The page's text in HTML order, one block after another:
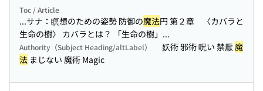
Toc / Article
...サナ：瞑想のための姿勢 防御の魔法円 第２章 〈カバラと
生命の樹〉 カバラとは？ 「生命の樹」...
Authority（Subject Heading/altLabel） 妖術 邪術 呪い 禁厭 魔
法 まじない 魔術 Magic